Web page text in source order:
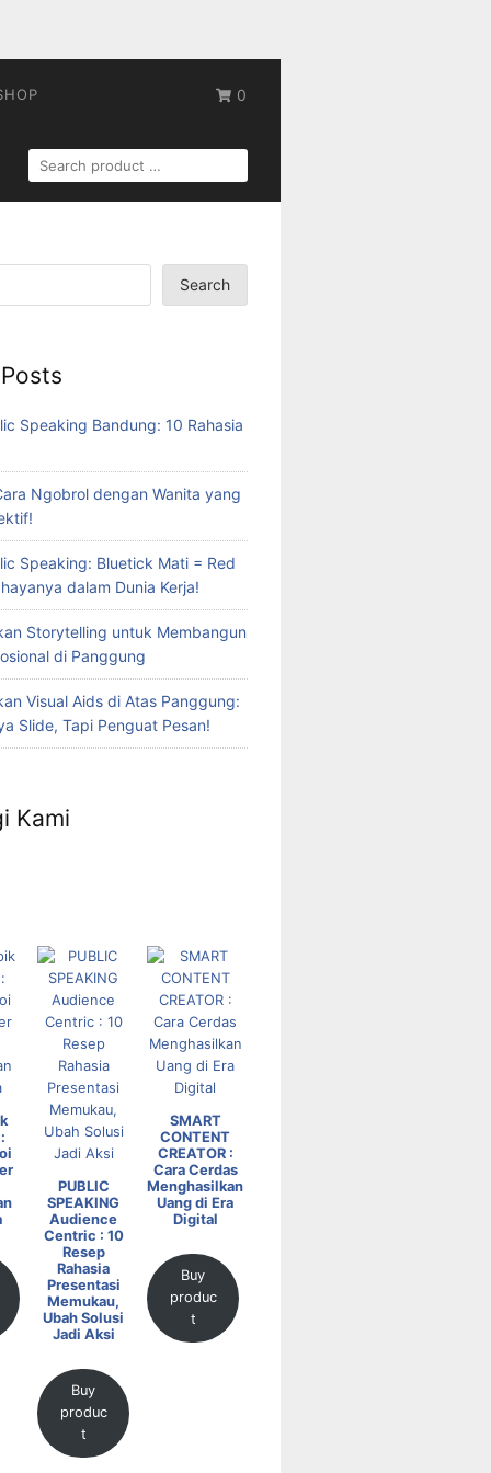
0
SEARCH
FOR:
Search
Speaking Bandung: 10 Rahasia
Ngobrol dengan Wanita yang
Speaking: Bluetick Mati = Red
dalam Dunia Kerja!
Storytelling untuk Membangun
di Panggung
Visual Aids di Atas Panggung:
Slide, Tapi Penguat Pesan!
Kami
PUBLIC
SPEAKING
Audience
Centric : 10
Resep
Rahasia
Presentasi
Memukau,
Ubah Solusi
Jadi Aksi
Buy
produc
t
SMART
CONTENT
CREATOR :
Cara Cerdas
Menghasilkan
Uang di Era
Digital
Buy
produc
t